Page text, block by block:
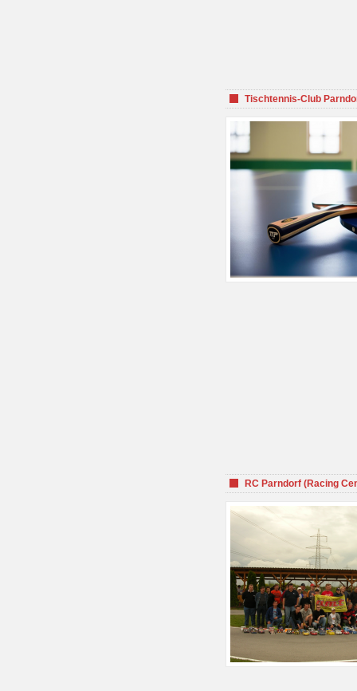
Tischtennis-Club
RC Parndorf (Racing